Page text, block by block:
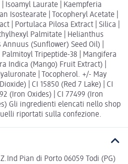
Isoamyl Laurate | Kaempferia
Isostearate | Tocopheryl Acetate |
| Portulaca Pilosa Extract | Silica |
Palmitate | Helianthus
(Sunflower) Seed Oil) |
Palmitoyl Tripeptide-38 | Mangifera
Indica (Mango) Fruit Extract) |
| Tocopherol. +/- May
| CI 15850 (Red 7 Lake) | CI
(Iron Oxides) | CI 77499 (Iron
Gli ingredienti elencati nello shop
riportati sulla confezione.
Pian di Porto 06059 Todi (PG)